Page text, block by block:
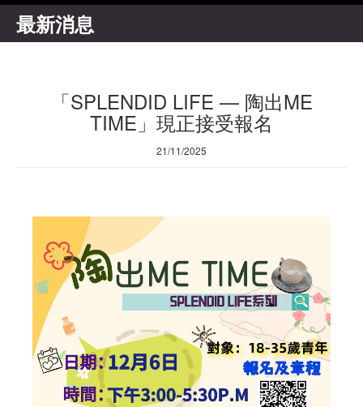
最新消息
「SPLENDID LIFE — 陶出ME
TIME」現正接受報名
21/11/2025